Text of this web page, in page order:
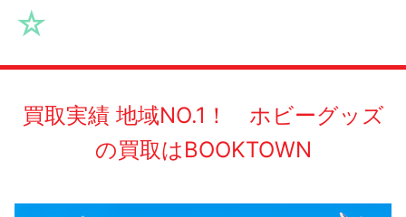
☆
買取実績 地域NO.1！ ホビーグッズ
の買取はBOOKTOWN